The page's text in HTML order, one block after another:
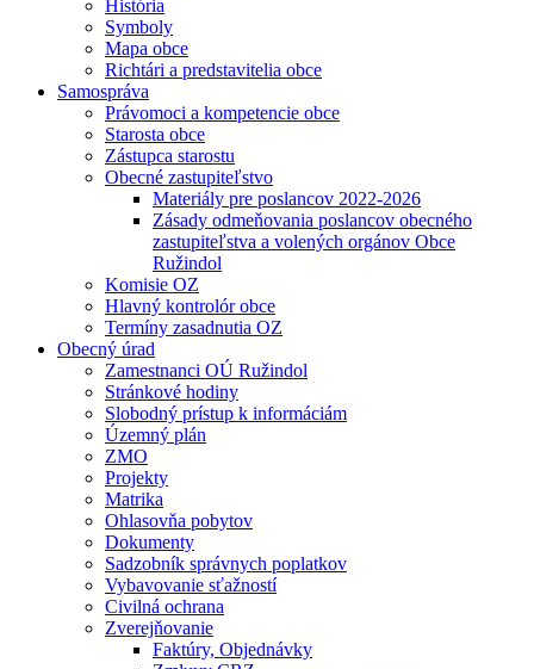
História
Symboly
Mapa obce
Richtári a predstavitelia obce
Samospráva
Právomoci a kompetencie obce
Starosta obce
Zástupca starostu
Obecné zastupiteľstvo
Materiály pre poslancov 2022-2026
Zásady odmeňovania poslancov obecného
zastupiteľstva a volených orgánov Obce
Ružindol
Komisie OZ
Hlavný kontrolór obce
Termíny zasadnutia OZ
Obecný úrad
Zamestnanci OÚ Ružindol
Stránkové hodiny
Slobodný prístup k informáciám
Územný plán
ZMO
Projekty
Matrika
Ohlasovňa pobytov
Dokumenty
Sadzobník správnych poplatkov
Vybavovanie sťažností
Civilná ochrana
Zverejňovanie
Faktúry, Objednávky